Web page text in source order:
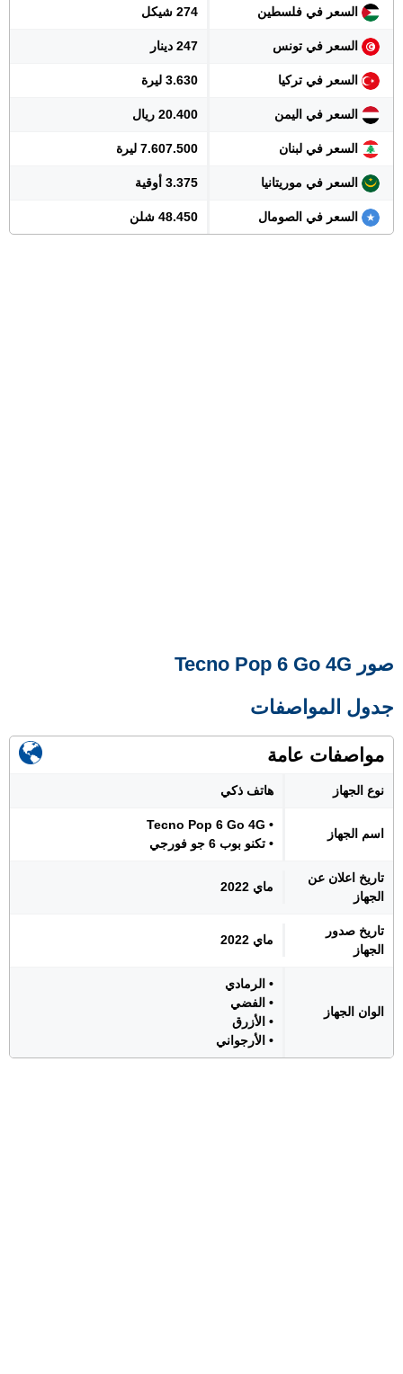
السعر في فلسطين 274 شيكل
السعر في تونس 247 دينار
السعر في تركيا 3.630 ليرة
السعر في اليمن 20.400 ريال
السعر في لبنان 7.607.500 ليرة
السعر في موريتانيا 3.375 أوقية
السعر في الصومال 48.450 شلن
صور Tecno Pop 6 Go 4G
جدول المواصفات
مواصفات عامة
نوع الجهاز هاتف ذكي
اسم الجهاز
• Tecno Pop 6 Go 4G
• تكنو بوب 6 جو فورجي
تاريخ اعلان عن
الجهاز
ماي 2022
تاريخ صدور
الجهاز
ماي 2022
الوان الجهاز
• الرمادي
• الفضي
• الأزرق
• الأرجواني